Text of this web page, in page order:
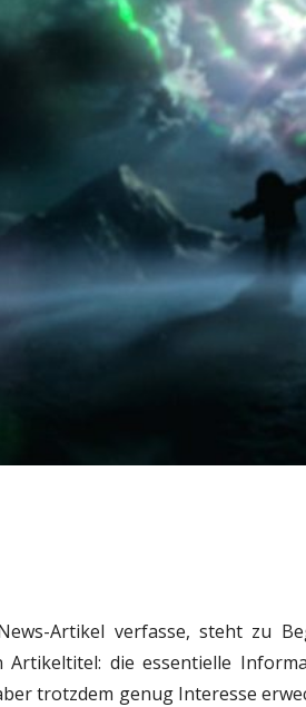
Artikel verfasse, steht zu
Artikeltitel: die essentielle
trotzdem genug Interesse